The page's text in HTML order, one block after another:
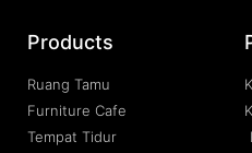
Products
Ruang Tamu
Furniture Cafe
Tempat Tidur